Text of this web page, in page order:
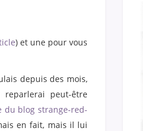
) et une pour vous
depuis des mois,
peut-être
du blog strange-red-
en fait, mais il lui